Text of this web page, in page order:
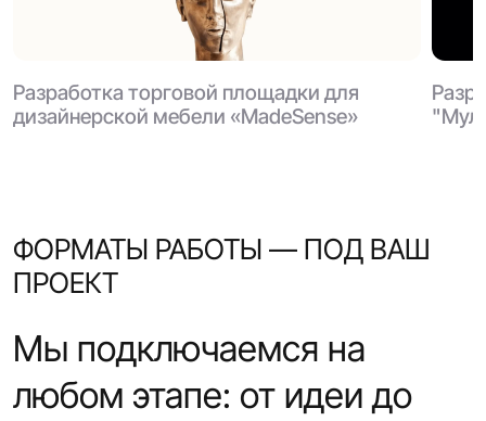
Разработка торговой площадки для
дизайнерской мебели «MadeSense»
ФОРМАТЫ РАБОТЫ — ПОД ВАШ
ПРОЕКТ
Мы подключаемся на
любом этапе: от идеи до